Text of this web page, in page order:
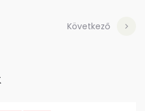
Következő